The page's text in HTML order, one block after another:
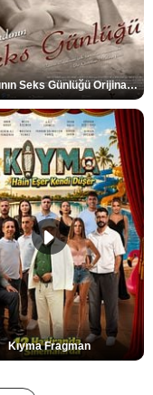
Bir Kadının Seks Günlüğü Orijinal Fragman
Kıyma Fragman